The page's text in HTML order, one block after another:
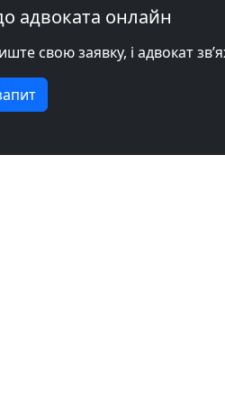
адвоката онлайн
свою заявку, і адвокат